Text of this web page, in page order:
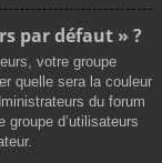
par défaut » ?
votre groupe
quelle sera la couleur
du forum
d’utilisateurs